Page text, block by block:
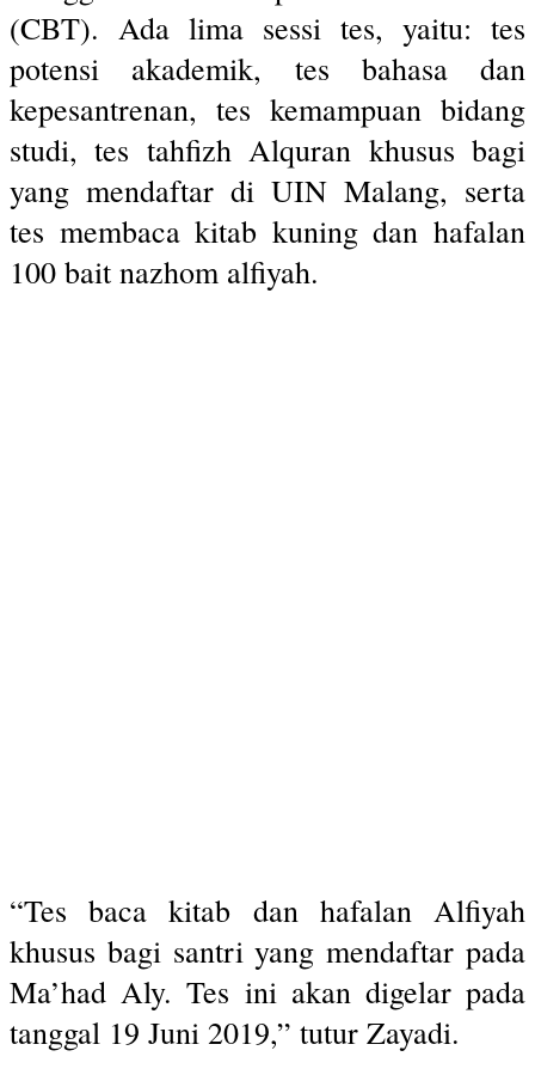
(CBT). Ada lima sessi tes, yaitu: tes
potensi akademik, tes bahasa dan
kepesantrenan, tes kemampuan bidang
studi, tes tahfizh Alquran khusus bagi
yang mendaftar di UIN Malang, serta
tes membaca kitab kuning dan hafalan
100 bait nazhom alfiyah.
“Tes baca kitab dan hafalan Alfiyah
khusus bagi santri yang mendaftar pada
Ma’had Aly. Tes ini akan digelar pada
tanggal 19 Juni 2019,” tutur Zayadi.